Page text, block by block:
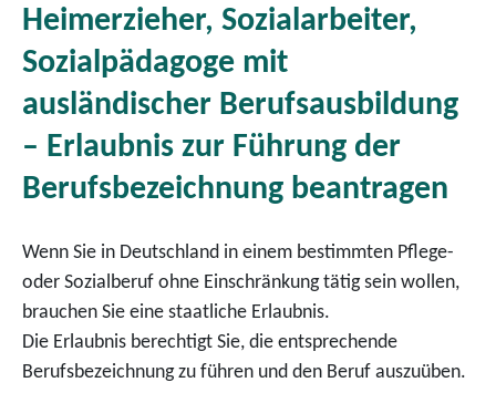
Heimerzieher, Sozialarbeiter,
Sozialpädagoge mit
ausländischer Berufsausbildung
– Erlaubnis zur Führung der
Berufsbezeichnung beantragen
Wenn Sie in Deutschland in einem bestimmten Pflege-
oder Sozialberuf ohne Einschränkung tätig sein wollen,
brauchen Sie eine staatliche Erlaubnis.
Die Erlaubnis berechtigt Sie, die entsprechende
Berufsbezeichnung zu führen und den Beruf auszuüben.